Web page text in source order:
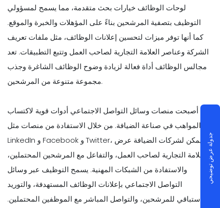
لوحات الوظائف خيارات بحث متقدمة، مما يسمح لمسؤولي
التوظيف بتصفية المرشحين بناءً على المؤهلات والخبرة والموقع.
كما أنها توفر ميزات لتحسين إعلانات الوظائف، مثل ملفات تعريف
الشركة وعناصر العلامة التجارية لصاحب العمل وتتبع التطبيقات. تعد
مجالس الوظائف أداة فعالة لزيادة وضوح الوظائف الشاغرة وجذب
مجموعة متنوعة من المرشحين.
أصبحت منصات وسائل التواصل الاجتماعي أدوات قوية لاكتساب
المواهب في صناعة الضيافة. من خلال الاستفادة من منصات مثل
LinkedIn و Facebook و Twitter، يمكن لشركات الضيافة عرض
العلامة التجارية لصاحب العمل، والتفاعل مع المرشحين المحتملين،
والاستفادة من الشبكات المهنية. يسمح التوظيف عبر وسائل
التواصل الاجتماعي بإعلانات الوظائف المستهدفة، والتوريد
الاستباقي للمرشحين، والتواصل المباشر مع الموظفين المحتملين.
جدولة عرض توضيحي